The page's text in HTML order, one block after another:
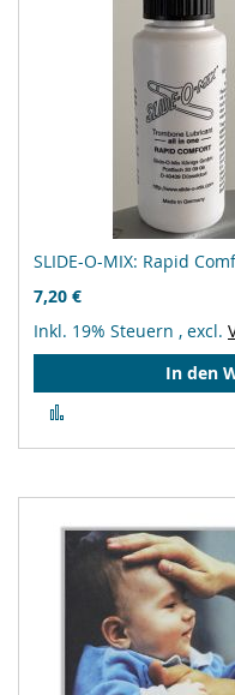
SLIDE-O-MIX: Rapid
7,20 €
Inkl. 19% Steuern , excl.
In den
hinzufügen